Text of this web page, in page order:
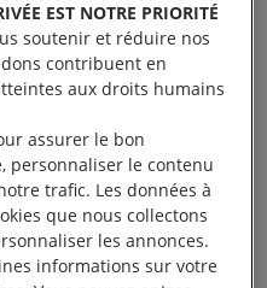
Ces
un rôle crucial
la corruption
des
Pourtant,
d’attaques,
harcèlement et
font
EST NOTRE PRIORITÉ
soutenir et réduire nos
contribuent en
aux droits humains
assurer le bon
personnaliser le contenu
trafic. Les données à
que nous collectons
les annonces.
informations sur votre